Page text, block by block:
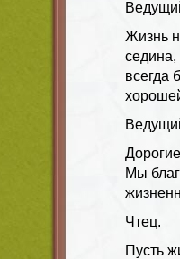
Жизнь
седина,
всегда
Мы
Чтец.
Пусть